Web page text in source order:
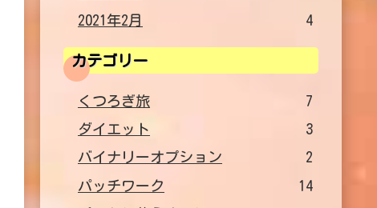
2021年2月
4
カテゴリー
くつろぎ旅
7
ダイエット
3
バイナリーオプション
2
パッチワーク
14